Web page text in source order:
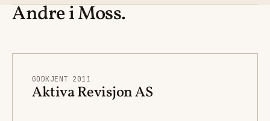
Andre i Moss.
GODKJENT 2011
Aktiva Revisjon AS